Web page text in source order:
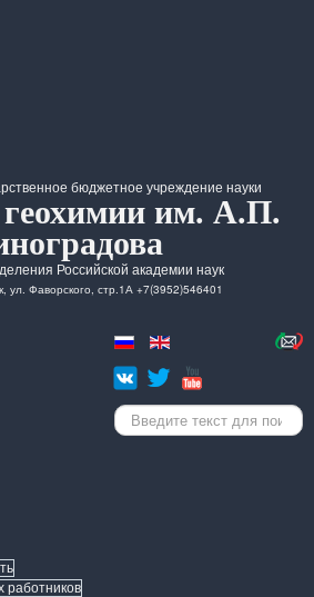
бюджетное учреждение науки
им. А.П.
Российской академии наук
ул. Фаворского, стр.1А +7(3952)546401
Искать...
работников